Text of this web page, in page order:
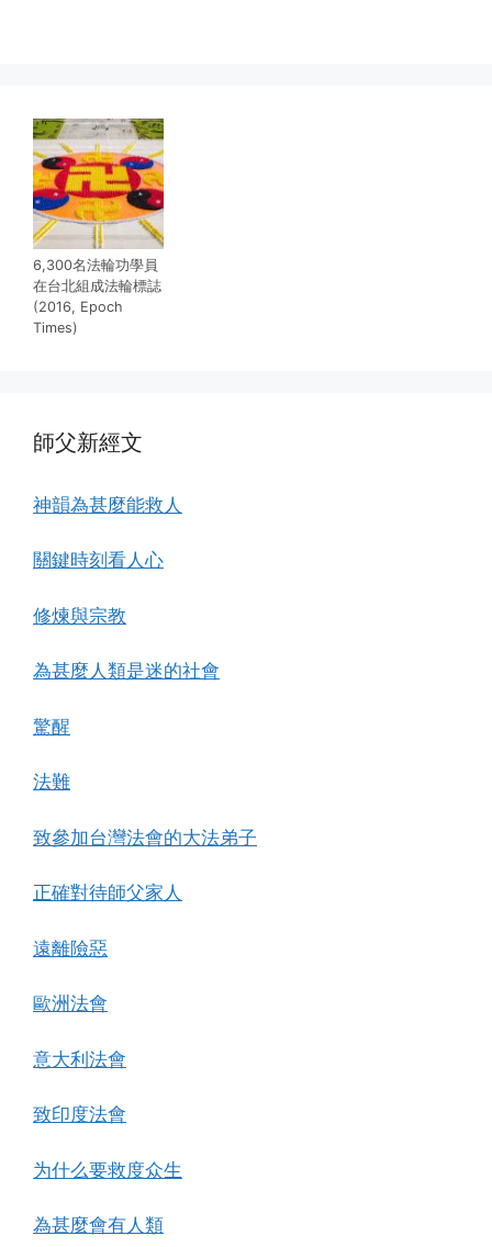
6,300名法輪功學員
在台北組成法輪標誌
(2016, Epoch
Times)
師父新經文
神韻為甚麼能救人
關鍵時刻看人心
修煉與宗教
為甚麼人類是迷的社會
驚醒
法難
致參加台灣法會的大法弟子
正確對待師父家人
遠離險惡
歐洲法會
意大利法會
致印度法會
为什么要救度众生
為甚麼會有人類